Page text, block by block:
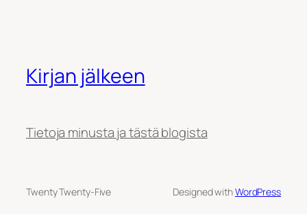
Kirjan jälkeen
Tietoja minusta ja tästä blogista
Twenty Twenty-Five Designed withWordPress